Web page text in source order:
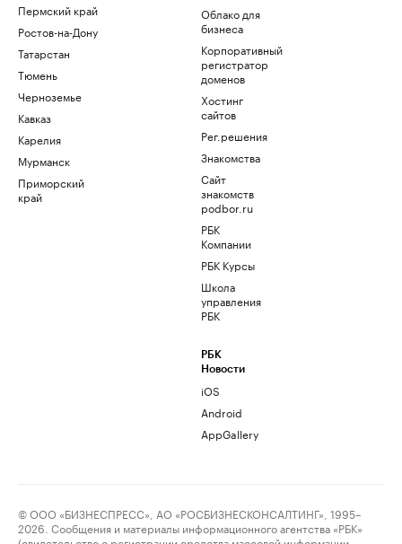
Пермский край
Ростов-на-Дону
Татарстан
Тюмень
Черноземье
Кавказ
Карелия
Мурманск
Приморский
край
Облако для
бизнеса
Корпоративный
регистратор
доменов
Хостинг
сайтов
Рег.решения
Знакомства
Сайт
знакомств
podbor.ru
РБК
Компании
РБК Курсы
Школа
управления
РБК
РБК
Новости
iOS
Android
AppGallery
© ООО «БИЗНЕСПРЕСС», АО «РОСБИЗНЕСКОНСАЛТИНГ», 1995–
2026. Сообщения и материалы информационного агентства «РБК»